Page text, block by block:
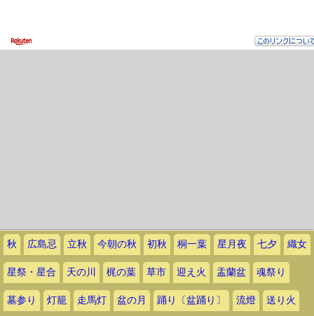
秋 広島忌 立秋 今朝の秋 初秋 桐一葉 星月夜 七夕 織女
星祭・星合 天の川 梶の葉 草市 迎え火 盂蘭盆 魂祭り
墓参り 灯籠 走馬灯 盆の月 踊り〔盆踊り〕 流燈 送り火